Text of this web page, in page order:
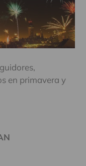
en primavera y